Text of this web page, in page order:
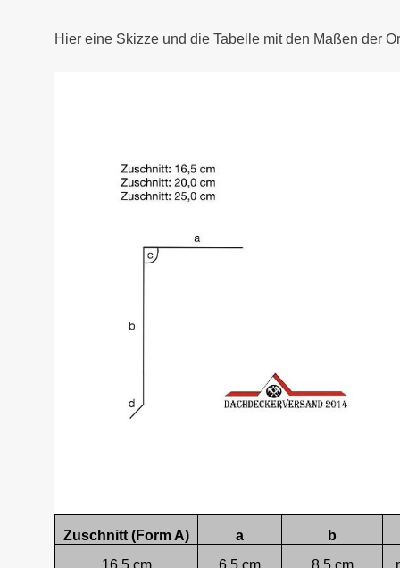
Hier eine Skizze und die Tabelle mit den Maßen der
Zuschnitt (Form A) a b
16,5 cm
6,5 cm 8,5 cm